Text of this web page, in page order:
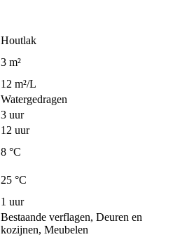
Houtlak
3 m²
12 m²/L
Watergedragen
3 uur
12 uur
8 °C
25 °C
1 uur
Bestaande verflagen, Deuren en
kozijnen, Meubelen